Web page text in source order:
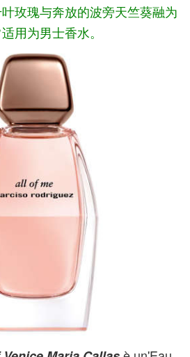
玫瑰与奔放的波旁天竺葵融为
用为男士香水。